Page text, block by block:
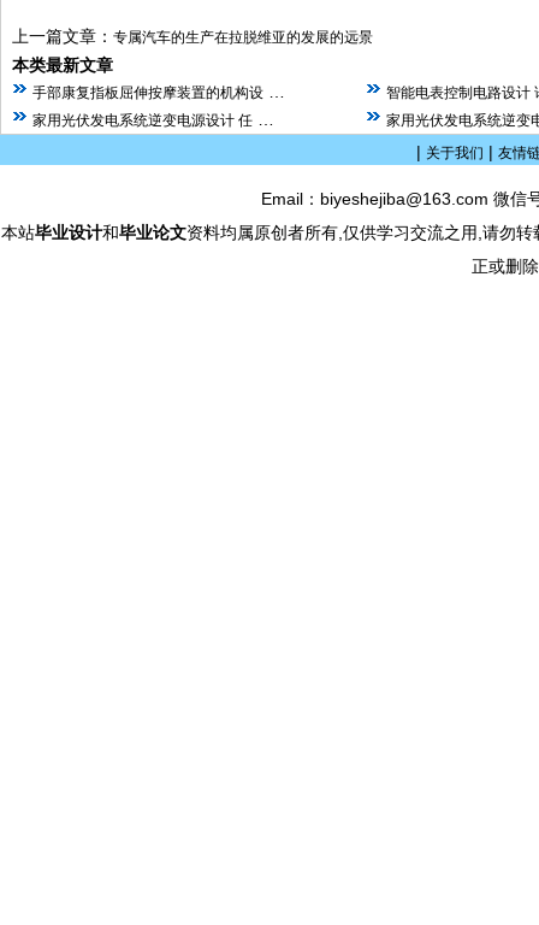
上一篇文章： 专属汽车的生产在拉脱维亚的发展的远景
本类最新文章
手部康复指板屈伸按摩装置的机构设
智能电表控制电路设计
家用光伏发电系统逆变电源设计 任
家用光伏发电系统逆变
| 关于我们 | 友情
Email：biyeshejiba@163.com 微
本站毕业设计和毕业论文资料均属原创者所有,仅供学习交流之用,请勿
正或删